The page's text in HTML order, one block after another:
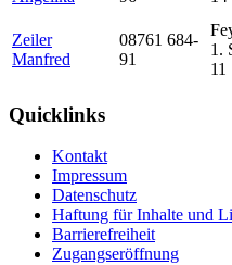
Zeiler
Manfred
08761 684-
91
1.
11
Quicklinks
Kontakt
Impressum
Datenschutz
Haftung für Inhalte und
Barrierefreiheit
Zugangseröffnung